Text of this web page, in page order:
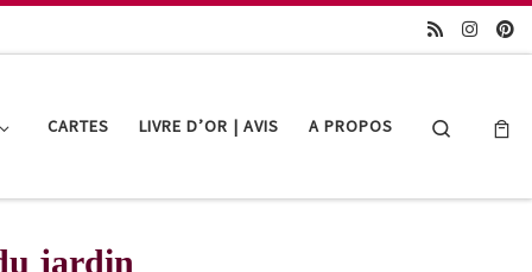
CARTES LIVRE D’OR | AVIS A PROPOS Search
jardin